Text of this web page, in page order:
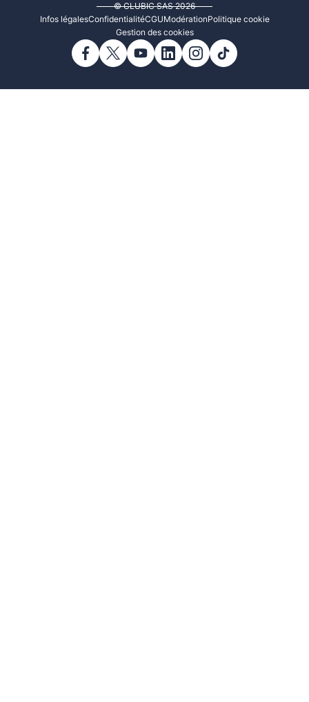
© CLUBIC SAS 2026
Infos légalesConfidentialitéCGUModérationPolitique cookie
Gestion des cookies